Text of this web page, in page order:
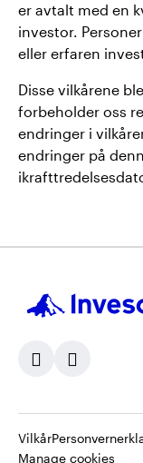
er avtalt med en
investor.
eller erfaren
Disse vilkårene
forbeholder oss
endringer i
endringer på
Vilkår
Manage cookies